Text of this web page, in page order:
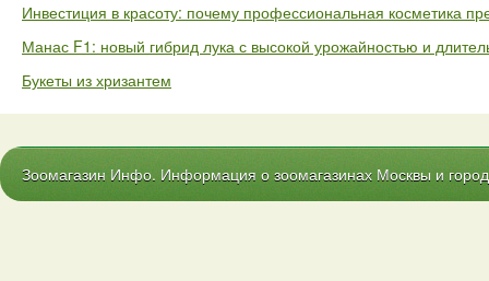
Инвестиция в красоту: почему профессиональная косметика
Манас F1: новый гибрид лука с высокой урожайностью и
Букеты из хризантем
Зоомагазин Инфо. Информация о зоомагазинах Москвы и